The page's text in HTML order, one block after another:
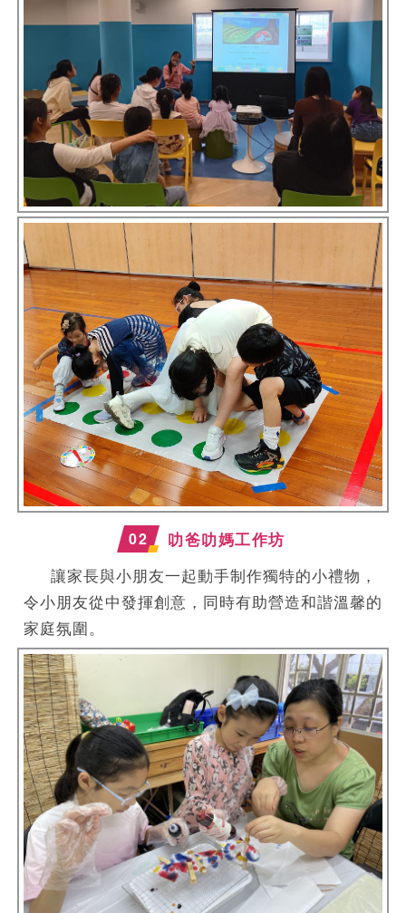
02 叻爸叻媽工作坊
讓家長與小朋友一起動手制作獨特的小禮物，
令小朋友從中發揮創意，同時有助營造和諧溫馨的
家庭氛圍。